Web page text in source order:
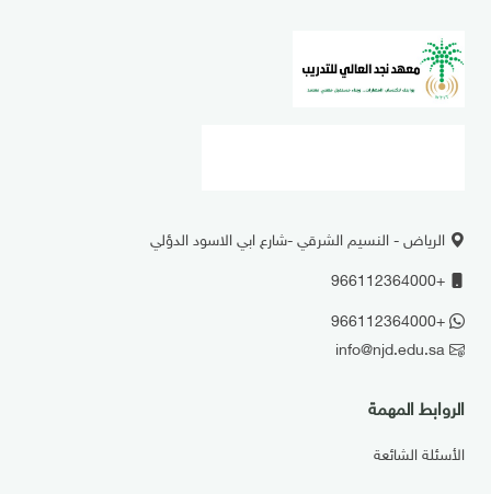
الرياض - النسيم الشرقي -شارع ابي الاسود الدؤلي
+966112364000
+966112364000
info@njd.edu.sa
الروابط المهمة
الأسئلة الشائعة